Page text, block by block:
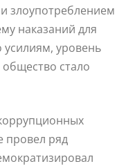
злоупотреблением
наказаний для
усилиям, уровень
стало
провел ряд